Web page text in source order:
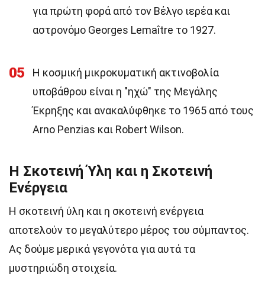
για πρώτη φορά από τον Βέλγο ιερέα και
αστρονόμο Georges Lemaître το 1927.
05
Η κοσμική μικροκυματική ακτινοβολία
υποβάθρου είναι η "ηχώ" της Μεγάλης
Έκρηξης και ανακαλύφθηκε το 1965 από τους
Arno Penzias και Robert Wilson.
Η Σκοτεινή Ύλη και η Σκοτεινή
Ενέργεια
Η σκοτεινή ύλη και η σκοτεινή ενέργεια
αποτελούν το μεγαλύτερο μέρος του σύμπαντος.
Ας δούμε μερικά γεγονότα για αυτά τα
μυστηριώδη στοιχεία.